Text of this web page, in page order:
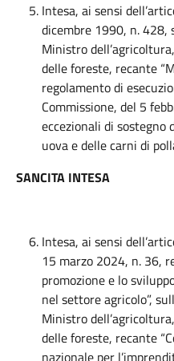
Intesa, ai sensi
dicembre 1990, n. 428,
Ministro
delle foreste, recante
regolamento di
Commissione, del 5
eccezionali di
uova e delle carni di
SANCITA INTESA
Intesa, ai sensi
15 marzo 2024, n. 36,
promozione e lo
nel settore agricolo”,
Ministro
delle foreste, recante
nazionale per